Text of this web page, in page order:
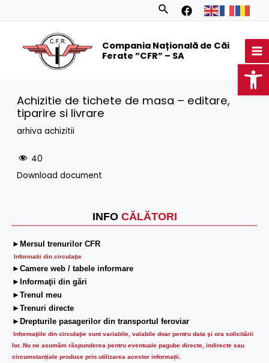
Search
Compania Națională de Căi
Ferate ”CFR” – SA
INFO CĂLĂTORI
►Mersul trenurilor CFR
Informatii din circulaţie
►Camere web / tabele informare
►Informaţii din gări
►Trenul meu
►Trenuri directe
►Drepturile pasagerilor din transportul feroviar
Informaţiile din circulaţie sunt variabile, valabile doar pentru data şi ora solicitării
lor. Nu ne asumăm răspunderea pentru eventuale pagube directe, indirecte sau
circumstanțiale produse prin utilizarea acestor informații.
Achizitie de tichete de masa – editare,
tiparire si livrare
arhiva achizitii
40
Download document